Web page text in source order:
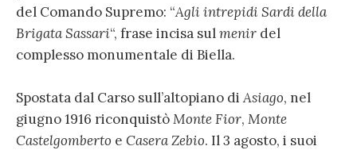
del Comando Supremo: “Agli intrepidi Sardi della
Brigata Sassari“, frase incisa sulmenir del
complesso monumentale di Biella.
Spostata dal Carso sull’altopiano diAsiago, nel
giugno 1916 riconquistòMonte Fior, Monte
Castelgomberto e Casera Zebio. Il 3 agosto, i suoi